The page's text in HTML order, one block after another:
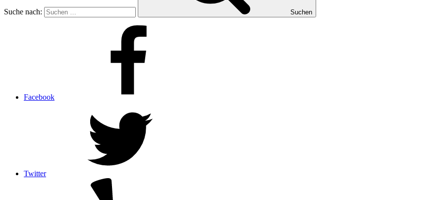
Suche nach: Suchen
Facebook
Twitter